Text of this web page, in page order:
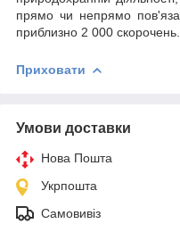
прямо чи непрямо
приблизно 2 000 скорочень.
Приховати
Умови доставки
Нова Пошта
Укрпошта
Самовивіз